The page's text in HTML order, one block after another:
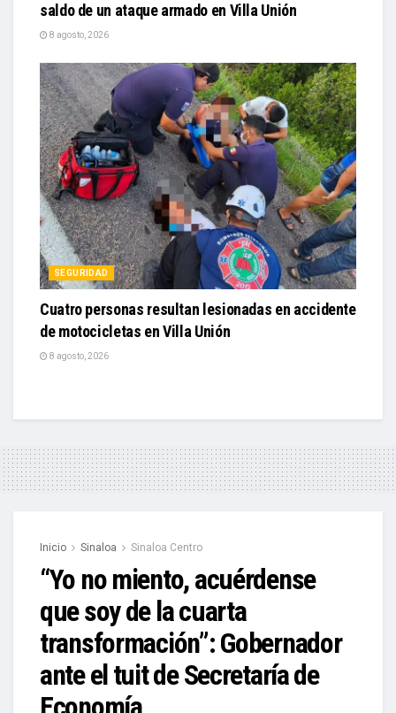
saldo de un ataque armado en Villa Unión
8 agosto, 2026
SEGURIDAD
Cuatro personas resultan lesionadas en accidente
de motocicletas en Villa Unión
8 agosto, 2026
Inicio Sinaloa Sinaloa Centro
“Yo no miento, acuérdense
que soy de la cuarta
transformación”: Gobernador
ante el tuit de Secretaría de